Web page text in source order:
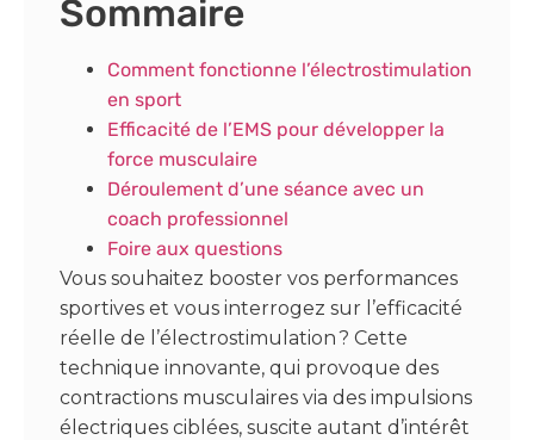
Sommaire
Comment fonctionne l’électrostimulation
en sport
Efficacité de l’EMS pour développer la
force musculaire
Déroulement d’une séance avec un
coach professionnel
Foire aux questions
Vous souhaitez booster vos performances
sportives et vous interrogez sur l’efficacité
réelle de l’électrostimulation ? Cette
technique innovante, qui provoque des
contractions musculaires via des impulsions
électriques ciblées, suscite autant d’intérêt